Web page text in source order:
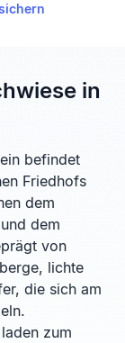
in
befindet
Friedhofs
dem
dem
von
lichte
die sich am
zum